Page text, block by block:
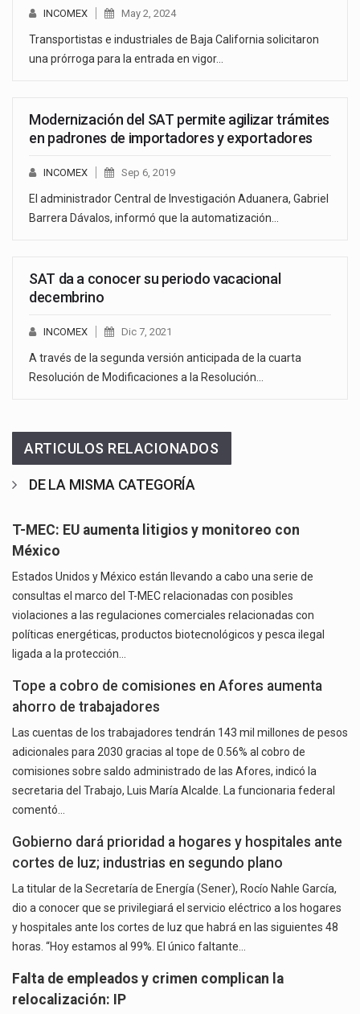
INCOMEX May 2, 2024
Transportistas e industriales de Baja California solicitaron
una prórroga para la entrada en vigor…
Modernización del SAT permite agilizar trámites
en padrones de importadores y exportadores
INCOMEX Sep 6, 2019
El administrador Central de Investigación Aduanera, Gabriel
Barrera Dávalos, informó que la automatización…
SAT da a conocer su periodo vacacional
decembrino
INCOMEX Dic 7, 2021
A través de la segunda versión anticipada de la cuarta
Resolución de Modificaciones a la Resolución…
ARTICULOS RELACIONADOS
DE LA MISMA CATEGORÍA
T-MEC: EU aumenta litigios y monitoreo con
México
Estados Unidos y México están llevando a cabo una serie de
consultas el marco del T-MEC relacionadas con posibles
violaciones a las regulaciones comerciales relacionadas con
políticas energéticas, productos biotecnológicos y pesca ilegal
ligada a la protección…
Tope a cobro de comisiones en Afores aumenta
ahorro de trabajadores
Las cuentas de los trabajadores tendrán 143 mil millones de pesos
adicionales para 2030 gracias al tope de 0.56% al cobro de
comisiones sobre saldo administrado de las Afores, indicó la
secretaria del Trabajo, Luis María Alcalde. La funcionaria federal
comentó…
Gobierno dará prioridad a hogares y hospitales ante
cortes de luz; industrias en segundo plano
La titular de la Secretaría de Energía (Sener), Rocío Nahle García,
dio a conocer que se privilegiará el servicio eléctrico a los hogares
y hospitales ante los cortes de luz que habrá en las siguientes 48
horas. “Hoy estamos al 99%. El único faltante…
Falta de empleados y crimen complican la
relocalización: IP